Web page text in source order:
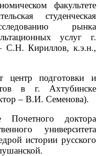
факультете
студенческая
рынка
услуг г.
С.Н. Кириллов, к.э.н.,
центр подготовки и
в г. Ахтубинске
– В.И. Семенова).
Почетного доктора
университета
истории русского